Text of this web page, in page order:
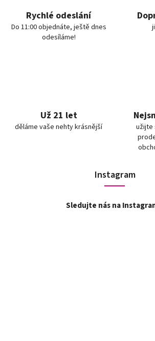
Rychlé odeslání
Do 11:00 objednáte, ještě dnes
odesíláme!
Už 21 let
děláme vaše nehty krásnější
užijte
Instagram
Sledujte nás na